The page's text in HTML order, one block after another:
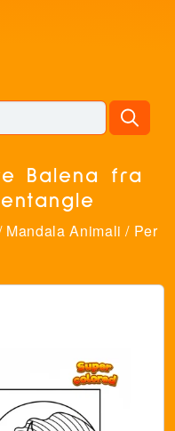
Balena fra
Mandala Animali / Per